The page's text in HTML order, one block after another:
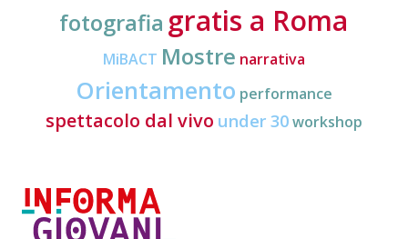
fotografia gratis a Roma
MiBACT Mostre narrativa
Orientamento performance
spettacolo dal vivo under 30workshop